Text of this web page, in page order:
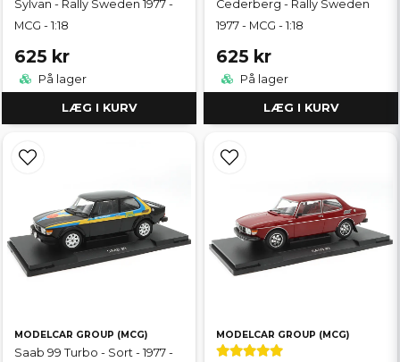
Sylvan - Rally Sweden 1977 -
MCG - 1:18
625 kr
På lager
LÆG I KURV
Cederberg - Rally Sweden
1977 - MCG - 1:18
625 kr
På lager
LÆG I KURV
MODELCAR GROUP (MCG)
Saab 99 Turbo - Sort - 1977 -
MODELCAR GROUP (MCG)